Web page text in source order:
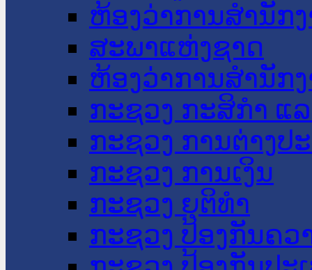
ຫ້ອງວ່າການສໍານັກ
ສະພາແຫ່ງຊາດ
ຫ້ອງວ່າການສຳນັກ
ກະຊວງ ກະສິກຳ ແ
ກະຊວງ ການຕ່າງປ
ກະຊວງ ການເງິນ
ກະຊວງ ຍຸຕິທໍາ
ກະຊວງ ປ້ອງກັນຄວ